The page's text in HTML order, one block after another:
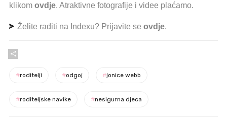
klikom ovdje. Atraktivne fotografije i videe plaćamo.
Želite raditi na Indexu? Prijavite se ovdje.
#roditelji #odgoj #jonice webb
#roditeljske navike #nesigurna djeca